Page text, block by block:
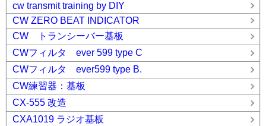
cw transmit training by DIY
CW ZERO BEAT INDICATOR
CW トランシーバー基板
CWフィルタ ever 599 type C
CWフィルタ ever599 type B.
CW練習器：基板
CX-555 改造
CXA1019 ラジオ基板